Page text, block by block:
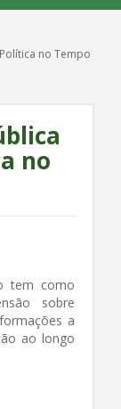
no Tempo
no
tem como
sobre
a
ao longo